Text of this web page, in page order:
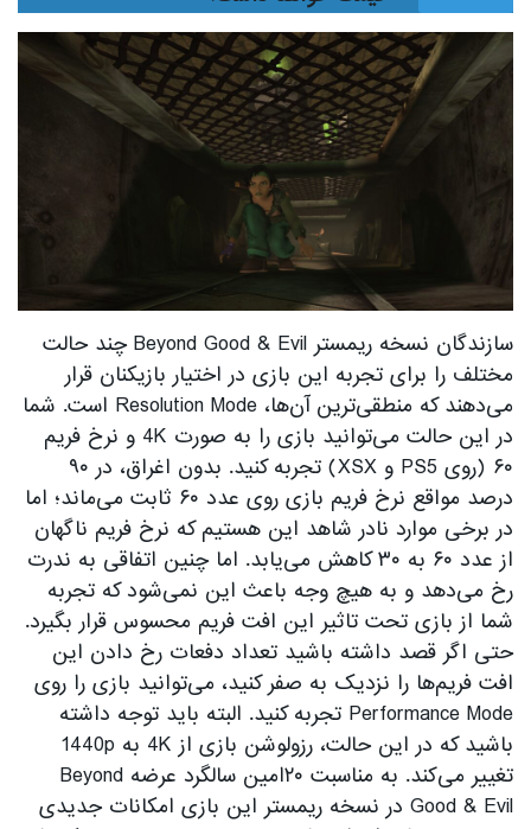
سازندگان نسخه ریمستر Beyond Good & Evil چند حالت
مختلف را برای تجربه این بازی در اختیار بازیکنان قرار
می‌دهند که منطقی‌ترین آن‌ها، Resolution Mode است. شما
در این حالت می‌توانید بازی را به صورت 4K و نرخ فریم
۶۰ (روی PS5 و XSX) تجربه کنید. بدون اغراق، در ۹۰
درصد مواقع نرخ فریم بازی روی عدد ۶۰ ثابت می‌ماند؛ اما
در برخی موارد نادر شاهد این هستیم که نرخ فریم ناگهان
از عدد ۶۰ به ۳۰ کاهش می‌یابد. اما چنین اتفاقی به ندرت
رخ می‌دهد و به هیچ وجه باعث این نمی‌شود که تجربه
شما از بازی تحت تاثیر این افت فریم محسوس قرار بگیرد.
حتی اگر قصد داشته باشید تعداد دفعات رخ دادن این
افت فریم‌ها را نزدیک به صفر کنید، می‌توانید بازی را روی
Performance Mode تجربه کنید. البته باید توجه داشته
باشید که در این حالت، رزولوشن بازی از 4K به 1440p
تغییر می‌کند. به مناسبت ۲۰امین سالگرد عرضه Beyond
Good & Evil در نسخه ریمستر این بازی امکانات جدیدی